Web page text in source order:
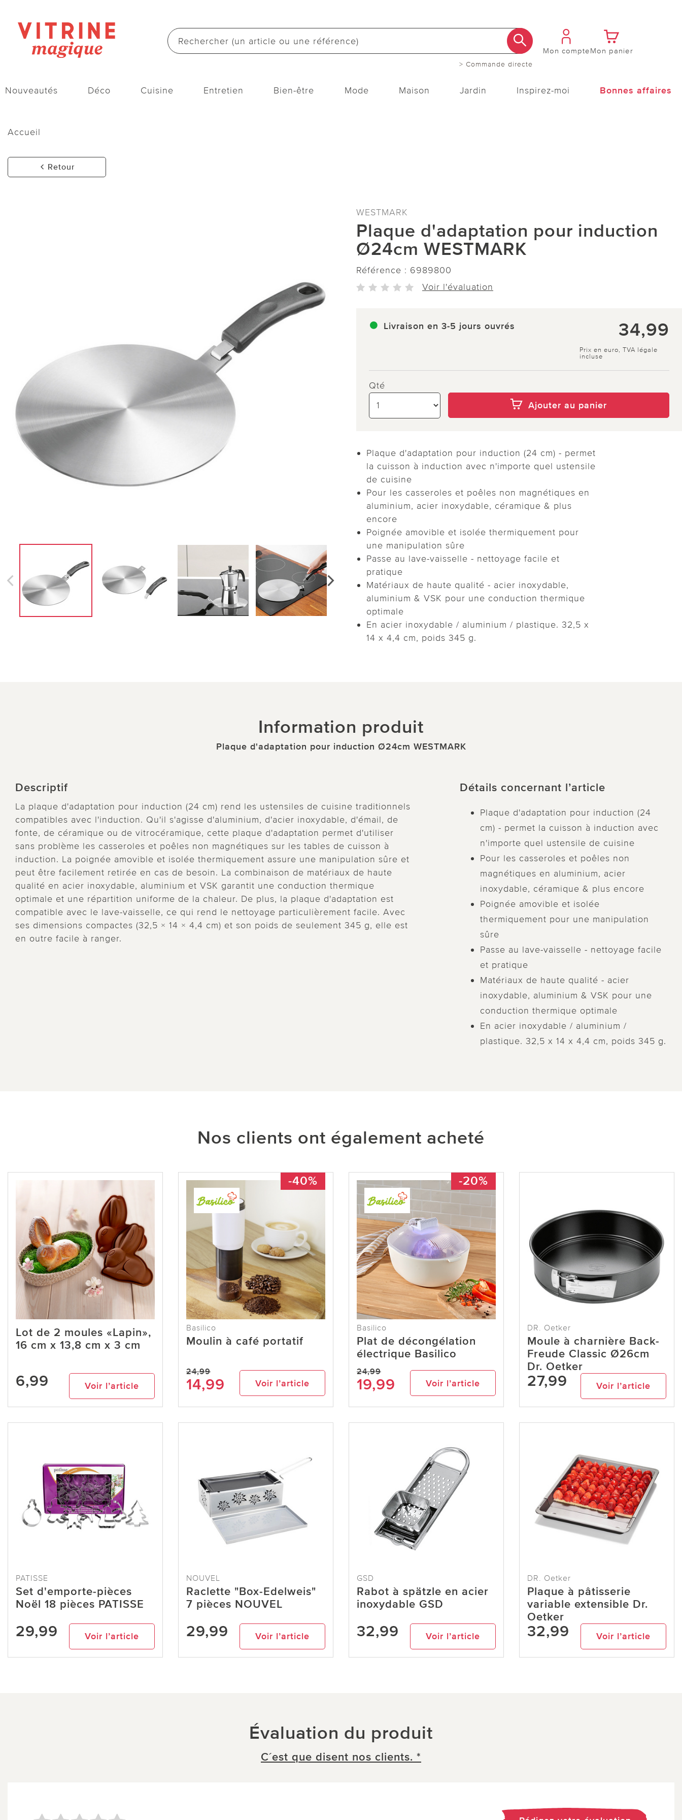
> Commande directe
Mon compteMon panier
Nouveautés Déco Cuisine Entretien Bien-être Mode Maison Jardin Inspirez-moi Bonnes affaires
Accueil
Retour
WESTMARK
Plaque d'adaptation pour induction
Ø24cm WESTMARK
Référence : 6989800
Voir l'évaluation
Livraison en 3-5 jours ouvrés 34,99
Prix en euro, TVA légale
incluse
Qté
Ajouter au panier
Plaque d'adaptation pour induction (24 cm) - permet
la cuisson à induction avec n'importe quel ustensile
de cuisine
Pour les casseroles et poêles non magnétiques en
aluminium, acier inoxydable, céramique & plus
encore
Poignée amovible et isolée thermiquement pour
une manipulation sûre
Passe au lave-vaisselle - nettoyage facile et
pratique
Matériaux de haute qualité - acier inoxydable,
aluminium & VSK pour une conduction thermique
optimale
En acier inoxydable / aluminium / plastique. 32,5 x
14 x 4,4 cm, poids 345 g.
Information produit
Plaque d'adaptation pour induction Ø24cm WESTMARK
Descriptif
La plaque d'adaptation pour induction (24 cm) rend les ustensiles de cuisine traditionnels
compatibles avec l'induction. Qu'il s'agisse d'aluminium, d'acier inoxydable, d'émail, de
fonte, de céramique ou de vitrocéramique, cette plaque d'adaptation permet d'utiliser
sans problème les casseroles et poêles non magnétiques sur les tables de cuisson à
induction. La poignée amovible et isolée thermiquement assure une manipulation sûre et
peut être facilement retirée en cas de besoin. La combinaison de matériaux de haute
qualité en acier inoxydable, aluminium et VSK garantit une conduction thermique
optimale et une répartition uniforme de la chaleur. De plus, la plaque d'adaptation est
compatible avec le lave-vaisselle, ce qui rend le nettoyage particulièrement facile. Avec
ses dimensions compactes (32,5 × 14 × 4,4 cm) et son poids de seulement 345 g, elle est
en outre facile à ranger.
Détails concernant l’article
Plaque d'adaptation pour induction (24
cm) - permet la cuisson à induction avec
n'importe quel ustensile de cuisine
Pour les casseroles et poêles non
magnétiques en aluminium, acier
inoxydable, céramique & plus encore
Poignée amovible et isolée
thermiquement pour une manipulation
sûre
Passe au lave-vaisselle - nettoyage facile
et pratique
Matériaux de haute qualité - acier
inoxydable, aluminium & VSK pour une
conduction thermique optimale
En acier inoxydable / aluminium /
plastique. 32,5 x 14 x 4,4 cm, poids 345 g.
Nos clients ont également acheté
Lot de 2 moules «Lapin»,
16 cm x 13,8 cm x 3 cm
6,99 Voir l’article
-40%
Basilico
Moulin à café portatif
24,99
14,99 Voir l’article
-20%
Basilico
Plat de décongélation
électrique Basilico
24,99
19,99 Voir l’article
DR. Oetker
Moule à charnière Back-
Freude Classic Ø26cm
Dr. Oetker
27,99 Voir l’article
PATISSE
Set d'emporte-pièces
Noël 18 pièces PATISSE
29,99 Voir l’article
NOUVEL
Raclette "Box-Edelweis"
7 pièces NOUVEL
29,99 Voir l’article
GSD
Rabot à spätzle en acier
inoxydable GSD
32,99 Voir l’article
DR. Oetker
Plaque à pâtisserie
variable extensible Dr.
Oetker
32,99 Voir l’article
Évaluation du produit
C´est que disent nos clients. *